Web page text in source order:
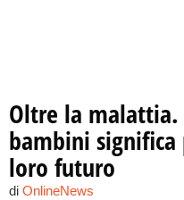
Oltre la malattia.
bambini significa
loro futuro
di OnlineNews